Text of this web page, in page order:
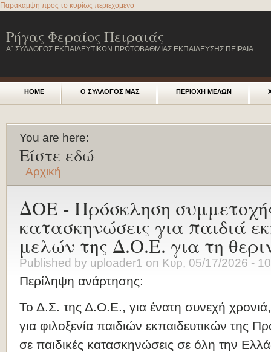
Παράκαμψη προς το κυρίως περιεχόμενο
Ρήγας Φεραίος Πειραιάς
Α΄ ΣΥΛΛΟΓΟΣ ΕΚΠΑΙΔΕΥΤΙΚΩΝ ΠΡΩΤΟΒΑΘΜΙΑΣ ΕΚΠΑΙΔΕΥΣΗΣ ΠΕΙΡΑΙΑ
HOME Ο ΣΥΛΛΟΓΟΣ ΜΑΣ ΠΕΡΙΟΧΗ ΜΕΛΩΝ
You are here:
Είστε εδώ
Αρχική
ΔΟΕ - Πρόσκληση
κατασκηνώσεις για παιδιά
μελών της Δ.Ο.Ε. για τη
Published by uploader1 on Κυρ, 05/17/2026 -
Περίληψη ανάρτησης:
Το Δ.Σ. της Δ.Ο.Ε., για ένατη συνεχή
για φιλοξενία παιδιών εκπαιδευτικών της
σε παιδικές κατασκηνώσεις σε όλη την